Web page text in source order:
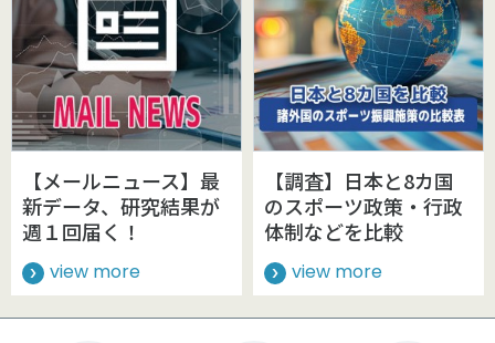
【メールニュース】最
新データ、研究結果が
週１回届く！
view more
【調査】日本と8カ国
のスポーツ政策・行政
体制などを比較
view more